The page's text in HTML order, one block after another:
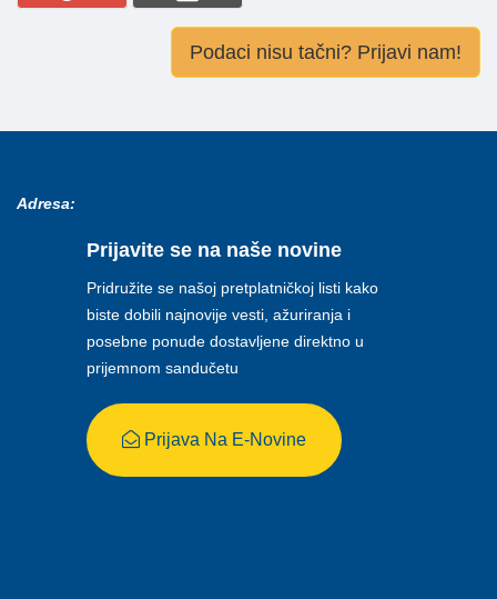
Podaci nisu tačni? Prijavi nam!
Adresa:
Prijavite se na naše novine
Pridružite se našoj pretplatničkoj listi kako
biste dobili najnovije vesti, ažuriranja i
posebne ponude dostavljene direktno u
prijemnom sandučetu
Prijava Na E-Novine